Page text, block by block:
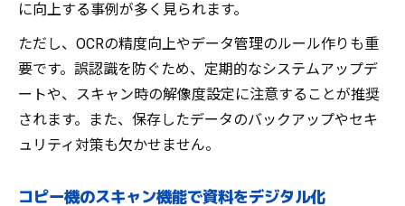
に向上する事例が多く見られます。
ただし、OCRの精度向上やデータ管理のルール作りも重
要です。誤認識を防ぐため、定期的なシステムアップデ
ートや、スキャン時の解像度設定に注意することが推奨
されます。また、保存したデータのバックアップやセキ
ュリティ対策も欠かせません。
コピー機のスキャン機能で資料をデジタル化